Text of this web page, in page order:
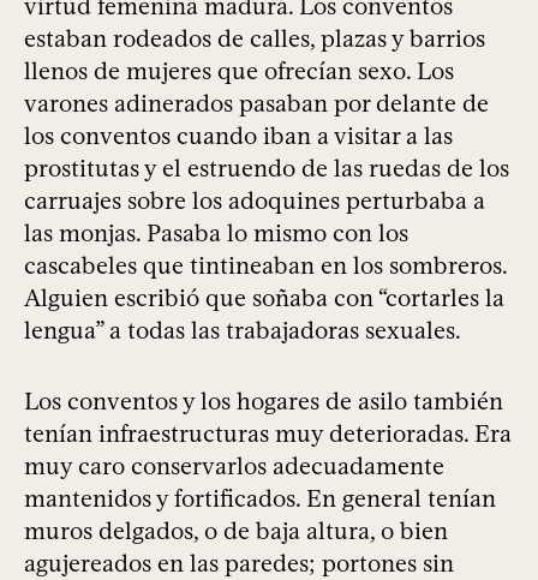
virtud femenina madura. Los conventos
estaban rodeados de calles, plazas y barrios
llenos de mujeres que ofrecían sexo. Los
varones adinerados pasaban por delante de
los conventos cuando iban a visitar a las
prostitutas y el estruendo de las ruedas de los
carruajes sobre los adoquines perturbaba a
las monjas. Pasaba lo mismo con los
cascabeles que tintineaban en los sombreros.
Alguien escribió que soñaba con “cortarles la
lengua” a todas las trabajadoras sexuales.
Los conventos y los hogares de asilo también
tenían infraestructuras muy deterioradas. Era
muy caro conservarlos adecuadamente
mantenidos y fortificados. En general tenían
muros delgados, o de baja altura, o bien
agujereados en las paredes; portones sin